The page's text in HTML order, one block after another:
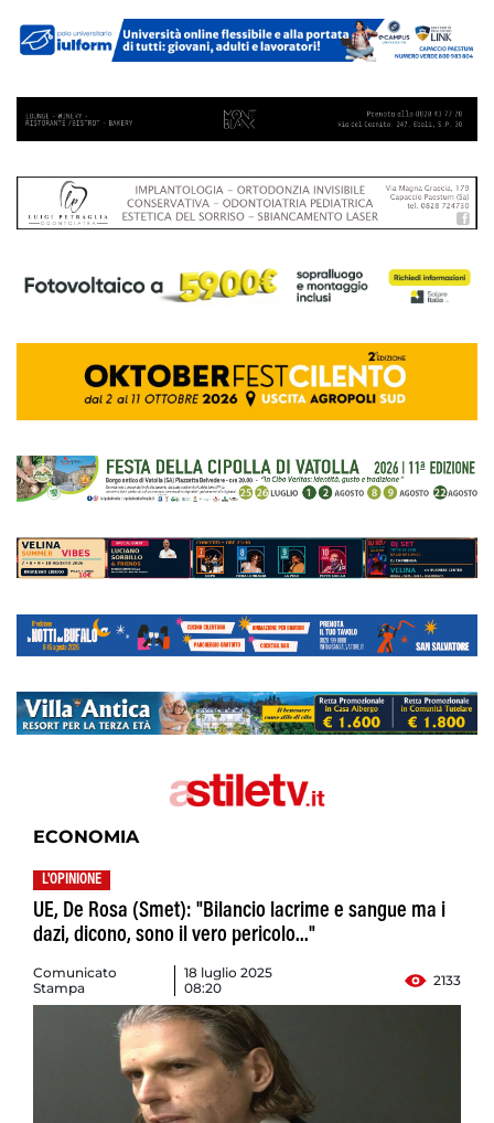
ECONOMIA
L'OPINIONE
UE, De Rosa (Smet): "Bilancio lacrime e sangue ma i
dazi, dicono, sono il vero pericolo..."
Comunicato
Stampa
18 luglio 2025
08:20
2133